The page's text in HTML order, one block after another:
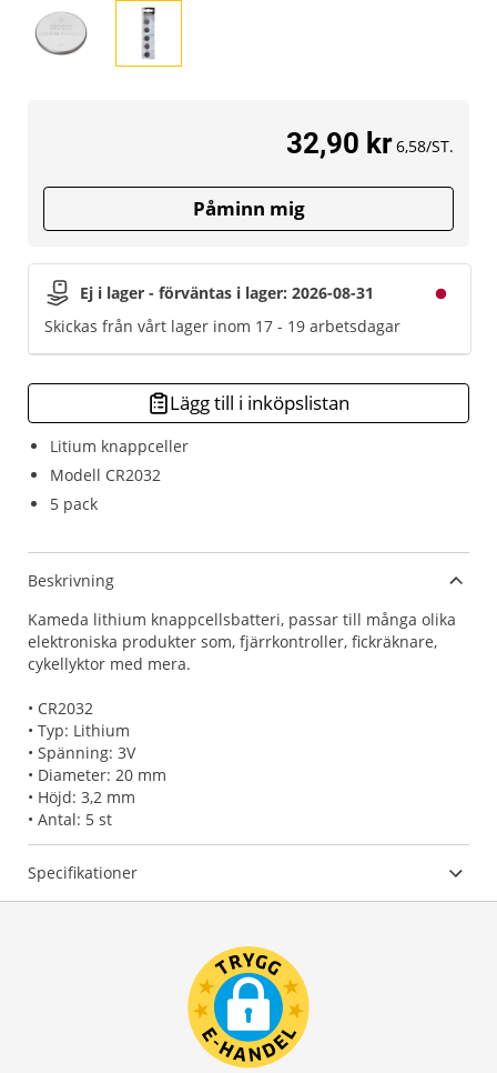
Litium knappceller
Modell CR2032
5 pack
Ej i lager - förväntas i lager: 2026-08-31
Skickas från vårt lager inom 17 - 19 arbetsdagar
32,90 kr 6,58/ST.
Påminn mig
Lägg till i inköpslistan
Beskrivning
Kameda lithium knappcellsbatteri, passar till många olika
elektroniska produkter som, fjärrkontroller, fickräknare,
cykellyktor med mera.
• CR2032
• Typ: Lithium
• Spänning: 3V
• Diameter: 20 mm
• Höjd: 3,2 mm
• Antal: 5 st
Specifikationer